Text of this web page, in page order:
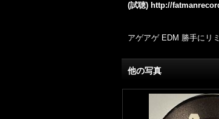
(試聴) http://
アゲアゲ EDM 勝手にリ
他の写真